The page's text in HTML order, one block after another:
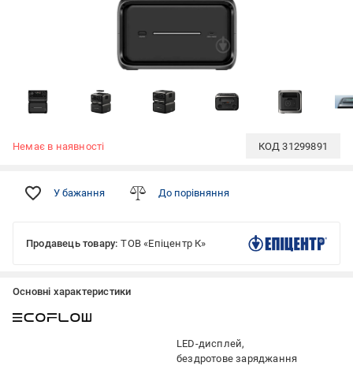
Немає в наявності КОД31299891
У бажання До порівняння
Продавець товару: ТОВ «Епіцентр К»
Основні характеристики
LED-дисплей
бездротове заряджання